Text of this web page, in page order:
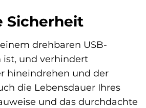
Sicherheit
drehbaren USB-
ist, und verhindert
hineindrehen und der
die Lebensdauer Ihres
und das durchdachte